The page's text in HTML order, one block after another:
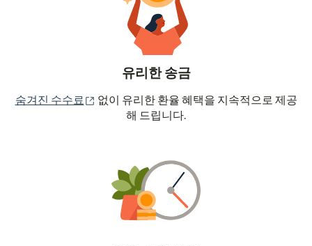
유리한 송금
숨겨진 수수료 (새 창에서 열림)
없이 유리한 환율 혜택을 지속적으로 제공
해 드립니다.